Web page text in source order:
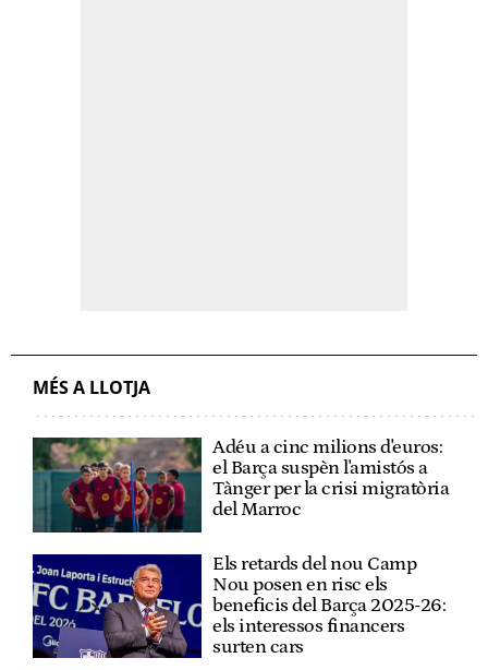
MÉS A LLOTJA
Adéu a cinc milions d'euros:
el Barça suspèn l'amistós a
Tànger per la crisi migratòria
del Marroc
Els retards del nou Camp
Nou posen en risc els
beneficis del Barça 2025-26:
els interessos financers
surten cars